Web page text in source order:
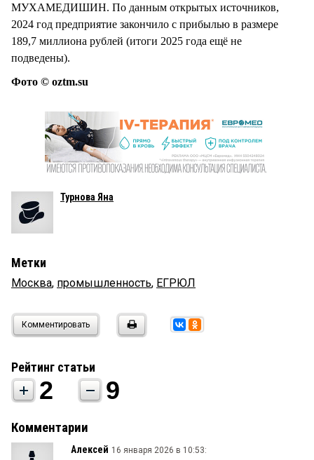
МУХАМЕДИШИН. По данным открытых источников,
2024 год предприятие закончило с прибылью в размере
189,7 миллиона рублей (итоги 2025 года ещё не
подведены).
Фото © oztm.su
Турнова Яна
Метки
Москва, промышленность, ЕГРЮЛ
Комментировать
Рейтинг статьи
2 9
Комментарии
Алексей 16 января 2026 в 10:53: